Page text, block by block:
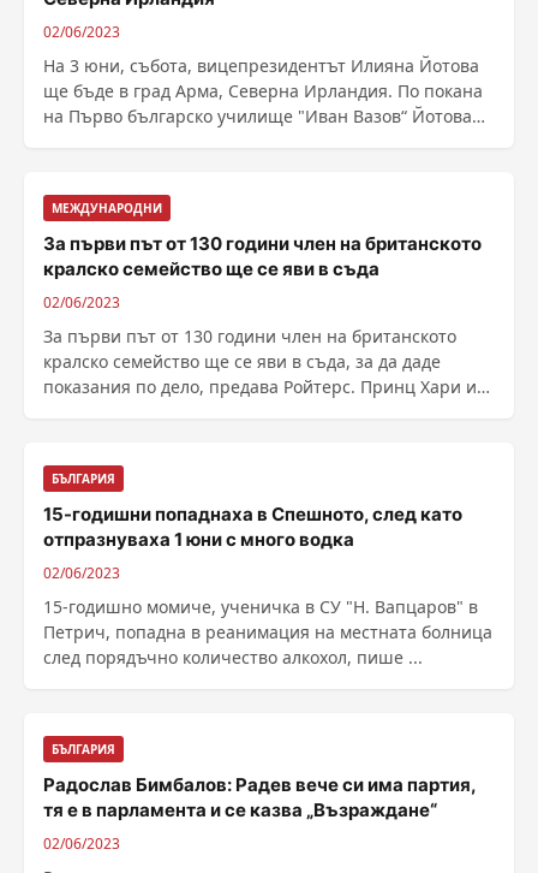
02/06/2023
На 3 юни, събота, вицепрезидентът Илияна Йотова
ще бъде в град Арма, Северна Ирландия. По покана
на Първо българско училище "Иван Вазов“ Йотова
МЕЖДУНАРОДНИ
За първи път от 130 години член на британското
кралско семейство ще се яви в съда
02/06/2023
За първи път от 130 години член на британското
кралско семейство ще се яви в съда, за да даде
показания по дело, предава Ройтерс. Принц Хари и
БЪЛГАРИЯ
15-годишни попаднаха в Спешното, след като
отпразнуваха 1 юни с много водка
02/06/2023
15-годишно момиче, ученичка в СУ "Н. Вапцаров" в
Петрич, попадна в реанимация на местната болница
след порядъчно количество алкохол, пише ...
БЪЛГАРИЯ
Радослав Бимбалов: Радев вече си има партия,
тя е в парламента и се казва „Възраждане“
02/06/2023